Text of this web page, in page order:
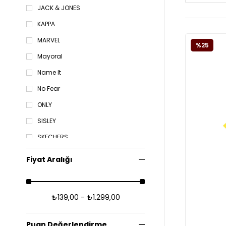
JACK & JONES
KAPPA
MARVEL
Mayoral
Name It
No Fear
ONLY
SISLEY
SKECHERS
WARNER BROS
Fiyat Aralığı
₺139,00 - ₺1.299,00
%25